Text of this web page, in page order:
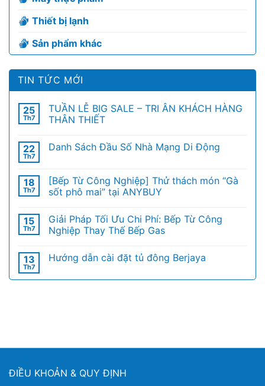
Thiết bị lạnh
Sản phẩm khác
TIN TỨC MỚI
25
Th7
TUẦN LỄ BIG SALE – TRI ÂN KHÁCH HÀNG
THÂN THIẾT
22
Th7
Danh Sách Đầu Số Nhà Mạng Di Động
18
Th7
[Bếp Từ Công Nghiệp] Thử thách món “Gà
sốt phô mai” tại ANYBUY
15
Th7
Giải Pháp Tối Ưu Chi Phí: Bếp Từ Công
Nghiệp Thay Thế Bếp Gas
13
Th7
Hướng dẫn cài đặt tủ đông Berjaya
ĐIỀU KHOẢN & QUY ĐỊNH